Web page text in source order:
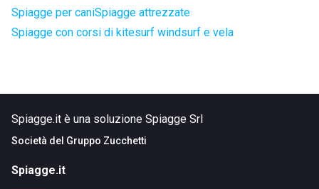
Spiagge per caniSpiagge attrezzate
Spiagge con corsi di kitesurf windsurf e vela
Spiagge.it è una soluzione Spiagge Srl
Società del Gruppo Zucchetti
Spiagge.it